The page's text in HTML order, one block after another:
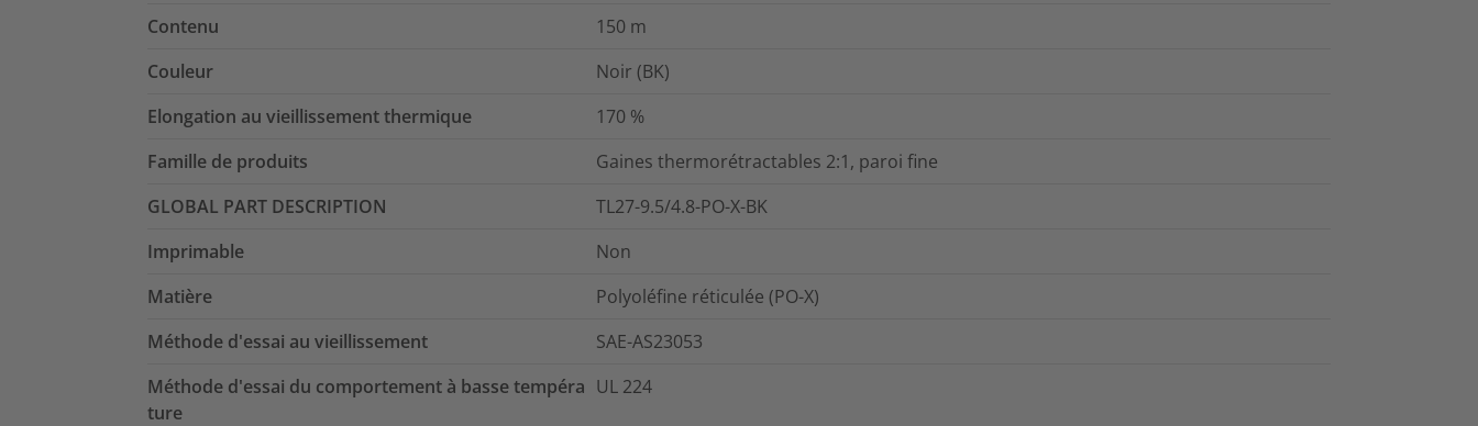
Contenu
150 m
Couleur
Noir (BK)
Elongation au vieillissement thermique
170 %
Famille de produits
Gaines thermorétractables 2:1, paroi fine
GLOBAL PART DESCRIPTION
TL27-9.5/4.8-PO-X-BK
Imprimable
Non
Matière
Polyoléfine réticulée (PO-X)
Méthode d'essai au vieillissement
SAE-AS23053
Méthode d'essai du comportement à basse tempéra
ture
UL 224